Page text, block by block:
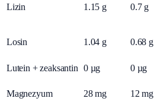
Lizin 1.15 g 0.7 g
Losin 1.04 g 0.68 g
Lutein + zeaksantin 0 µg 0 µg
Magnezyum 28 mg 12 mg